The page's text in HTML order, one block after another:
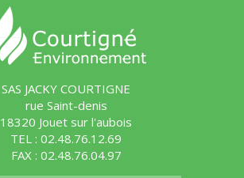
SAS JACKY COURTIGNE
rue Saint-denis
18320 Jouet sur l'aubois
TEL : 02.48.76.12.69
FAX : 02.48.76.04.97